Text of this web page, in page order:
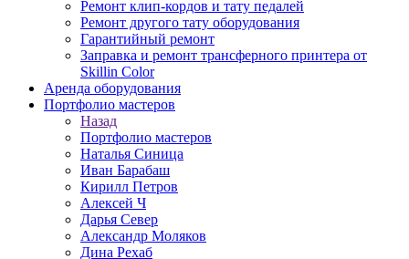
Ремонт клип-кордов и тату педалей
Ремонт другого тату оборудования
Гарантийный ремонт
Заправка и ремонт трансферного принтера от
Skillin Color
Аренда оборудования
Портфолио мастеров
Назад
Портфолио мастеров
Наталья Синица
Иван Барабаш
Кирилл Петров
Алексей Ч
Дарья Север
Александр Моляков
Дина Рехаб